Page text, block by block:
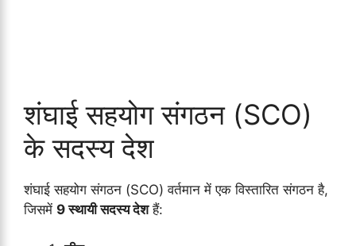
शंघाई सहयोग संगठन (SCO)
के सदस्य देश
शंघाई सहयोग संगठन (SCO) वर्तमान में एक विस्तारित संगठन है,
जिसमें 9 स्थायी सदस्य देशहैं: